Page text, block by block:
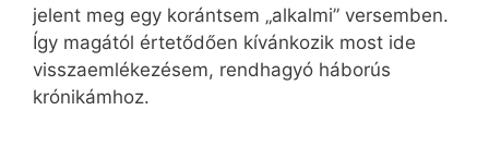
jelent meg egy korántsem „alkalmi” versemben.
Így magától értetődően kívánkozik most ide
visszaemlékezésem, rendhagyó háborús
krónikámhoz.